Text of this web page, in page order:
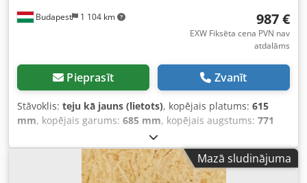
Budapest 1 104 km 987 €
EXW Fiksēta cena PVN nav
atdalāms
Pieprasīt Zvanīt
Stāvoklis: teju kā jauns (lietots), kopējais platums: 615
mm, kopējais garums: 685 mm, kopējais augstums: 771
Līdzstrāva
augstums:800 mm, • „JAUNAS iekārtas” klientu pieredze •
Ultraskaņas tīrīšana, iepakota, aizlīmēta Dcodjxac R Nepfx
Ad Sjk • Renovēta ar ilgmūžīgām/oriģinālām detaļām •
Mazā sludinājuma